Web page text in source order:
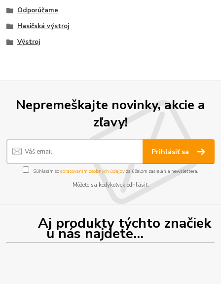
Odporúčame
Hasičská výstroj
Výstroj
Nepremeškajte novinky, akcie a
zľavy!
Prihlásiť sa
Súhlasím sospracovaním osobných údajov za účelom zasielania newslettera.
Môžete sa kedykoľvek odhlásiť.
Aj produkty týchto značiek
u nás najdete...